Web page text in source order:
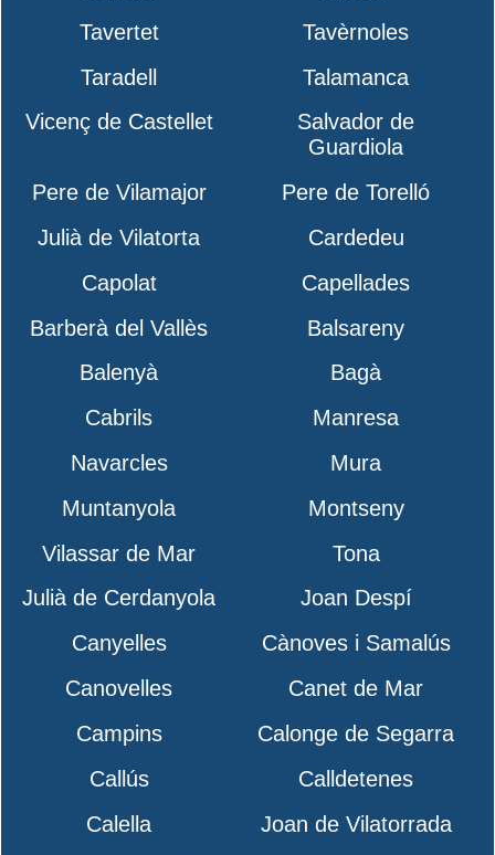
Tavertet
Tavèrnoles
Taradell
Talamanca
Vicenç de Castellet
Salvador de
Guardiola
Pere de Vilamajor
Pere de Torelló
Julià de Vilatorta
Cardedeu
Capolat
Capellades
Barberà del Vallès
Balsareny
Balenyà
Bagà
Cabrils
Manresa
Navarcles
Mura
Muntanyola
Montseny
Vilassar de Mar
Tona
Julià de Cerdanyola
Joan Despí
Canyelles
Cànoves i Samalús
Canovelles
Canet de Mar
Campins
Calonge de Segarra
Callús
Calldetenes
Calella
Joan de Vilatorrada